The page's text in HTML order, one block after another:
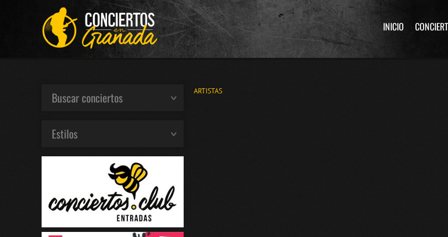
INICIO
ARTISTAS
Buscar conciertos
Estilos